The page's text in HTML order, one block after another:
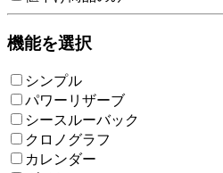
機能を選択
シンプル
パワーリザーブ
シースルーバック
クロノグラフ
カレンダー